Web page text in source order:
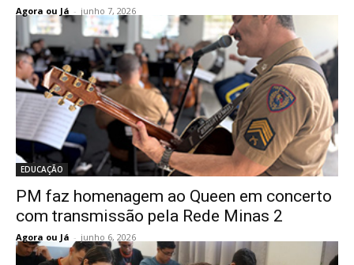
Agora ou Já - junho 7, 2026
EDUCAÇÃO
PM faz homenagem ao Queen em concerto
com transmissão pela Rede Minas 2
Agora ou Já - junho 6, 2026